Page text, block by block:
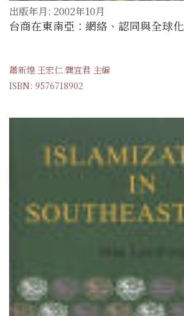
出版年月: 2002年10月
台商在東南亞：網絡、認同與全球化
蕭新煌 王宏仁 龔宜君 主編
ISBN: 9576718902